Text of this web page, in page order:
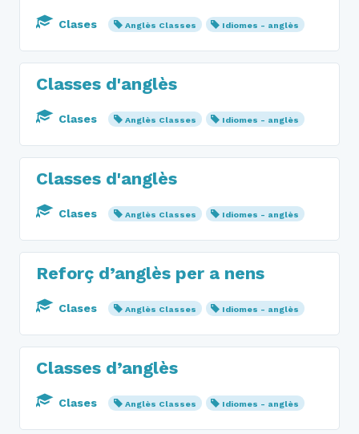
Clases Anglès Classes Idiomes - anglès
Classes d'anglès
Clases Anglès Classes Idiomes - anglès
Classes d'anglès
Clases Anglès Classes Idiomes - anglès
Reforç d’anglès per a nens
Clases Anglès Classes Idiomes - anglès
Classes d’anglès
Clases Anglès Classes Idiomes - anglès